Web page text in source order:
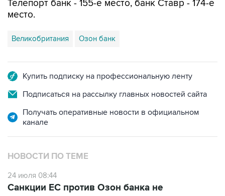
Великобритания
Подписаться на рассылку главных новостей сайта
Получать оперативные новости в официальном
НОВОСТИ ПО ТЕМЕ
24 июля 08:44
распространяются на другие юрлица группы
Ozon